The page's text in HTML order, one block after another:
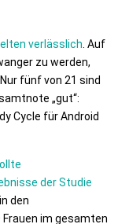
verlässlich . Auf
zu werden,
fünf von 21 sind
„gut“:
Cycle für Android
der Studie
den
im gesamten